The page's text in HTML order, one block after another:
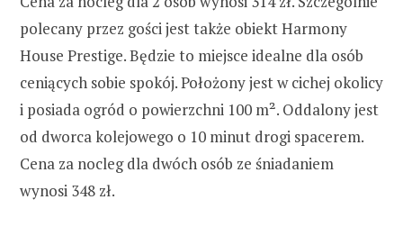
polecany przez gości jest także obiekt Harmony
House Prestige. Będzie to miejsce idealne dla osób
ceniących sobie spokój. Położony jest w cichej okolicy
i posiada ogród o powierzchni 100 m². Oddalony jest
od dworca kolejowego o 10 minut drogi spacerem.
Cena za nocleg dla dwóch osób ze śniadaniem
wynosi 348 zł.